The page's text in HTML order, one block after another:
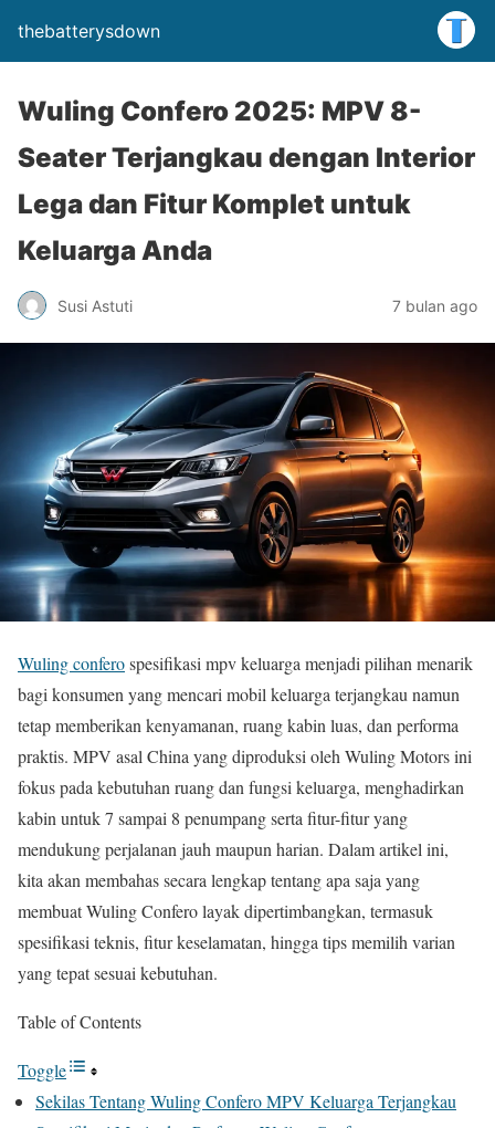
thebatterysdown
Wuling Confero 2025: MPV 8-
Seater Terjangkau dengan Interior
Lega dan Fitur Komplet untuk
Keluarga Anda
Susi Astuti 7 bulan ago
Wuling conferospesifikasi mpv keluarga menjadi pilihan menarik
bagi konsumen yang mencari mobil keluarga terjangkau namun
tetap memberikan kenyamanan, ruang kabin luas, dan performa
praktis. MPV asal China yang diproduksi oleh Wuling Motors ini
fokus pada kebutuhan ruang dan fungsi keluarga, menghadirkan
kabin untuk 7 sampai 8 penumpang serta fitur-fitur yang
mendukung perjalanan jauh maupun harian. Dalam artikel ini,
kita akan membahas secara lengkap tentang apa saja yang
membuat Wuling Confero layak dipertimbangkan, termasuk
spesifikasi teknis, fitur keselamatan, hingga tips memilih varian
yang tepat sesuai kebutuhan.
Table of Contents
Toggle
Sekilas Tentang Wuling Confero MPV Keluarga Terjangkau